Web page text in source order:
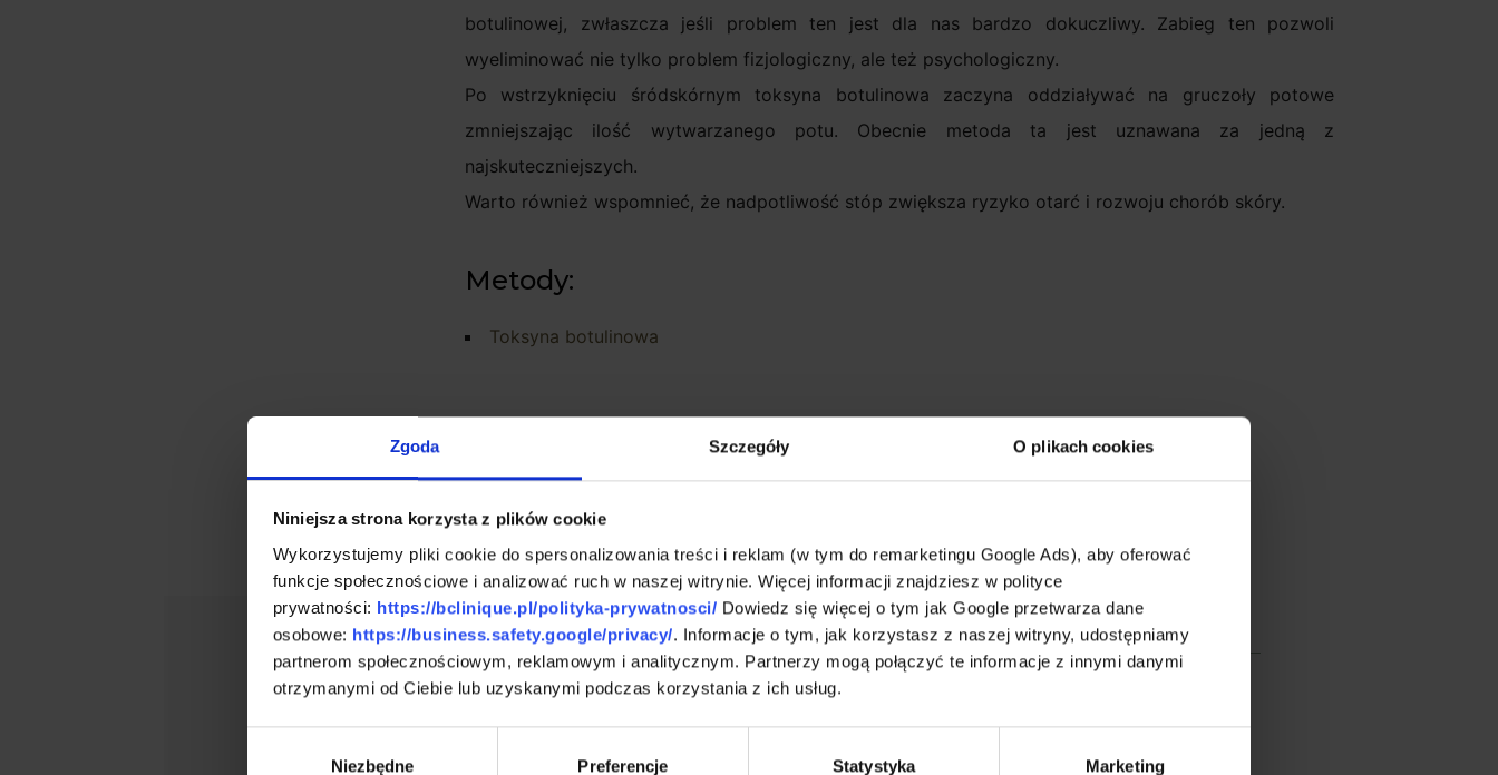
Zgoda Szczegóły O plikach cookies
Niniejsza strona korzysta z plików cookie
Wykorzystujemy pliki cookie do spersonalizowania treści i reklam (w tym do remarketingu Google Ads), aby oferować
funkcje społecznościowe i analizować ruch w naszej witrynie. Więcej informacji znajdziesz w polityce
prywatności: https://bclinique.pl/polityka-prywatnosci/ Dowiedz się więcej o tym jak Google przetwarza dane
osobowe: https://business.safety.google/privacy/. Informacje o tym, jak korzystasz z naszej witryny, udostępniamy
partnerom społecznościowym, reklamowym i analitycznym. Partnerzy mogą połączyć te informacje z innymi danymi
otrzymanymi od Ciebie lub uzyskanymi podczas korzystania z ich usług.
Niezbędne Preferencje Statystyka Marketing
botulinowej, zwłaszcza jeśli problem ten jest dla nas bardzo dokuczliwy. Zabieg ten pozwoli
wyeliminować nie tylko problem fizjologiczny, ale też psychologiczny.
Po wstrzyknięciu śródskórnym toksyna botulinowa zaczyna oddziaływać na gruczoły potowe
zmniejszając ilość wytwarzanego potu. Obecnie metoda ta jest uznawana za jedną z
najskuteczniejszych.
Warto również wspomnieć, że nadpotliwość stóp zwiększa ryzyko otarć i rozwoju chorób skóry.
Metody:
Toksyna botulinowa
Nasza Lokalizacja
CHCESZ DOWIEDZIEĆ SIĘ WIĘCEJ?
Skorzystaj z formularza